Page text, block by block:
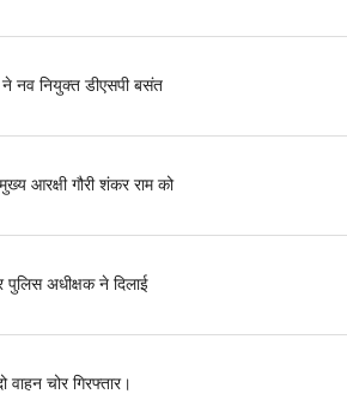
ने नव नियुक्त डीएसपी बसंत
आरक्षी गौरी शंकर राम को
पुलिस अधीक्षक ने दिलाई
चोर गिरफ्तार।